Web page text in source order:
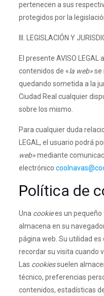
pertenecen a sus
protegidos por la
III. LEGISLACIÓN Y
El presente AVISO LEGAL
contenidos de «la web»se
quedando sometida a la
Ciudad Real cualquier
sobre los mismo.
Para cualquier duda
LEGAL, el usuario podrá
web»mediante
electrónico
Política de
Una cookiees un pequeño
almacena en su
página web. Su utilidad
recordar su visita cuando
Las cookiessuelen
técnico, preferencias
contenidos, estadísticas